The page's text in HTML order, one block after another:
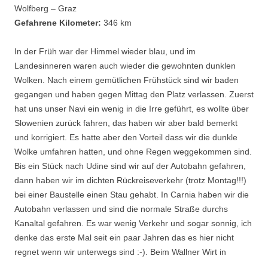
Wolfberg – Graz
Gefahrene Kilometer: 346 km
In der Früh war der Himmel wieder blau, und im
Landesinneren waren auch wieder die gewohnten dunklen
Wolken. Nach einem gemütlichen Frühstück sind wir baden
gegangen und haben gegen Mittag den Platz verlassen. Zuerst
hat uns unser Navi ein wenig in die Irre geführt, es wollte über
Slowenien zurück fahren, das haben wir aber bald bemerkt
und korrigiert. Es hatte aber den Vorteil dass wir die dunkle
Wolke umfahren hatten, und ohne Regen weggekommen sind.
Bis ein Stück nach Udine sind wir auf der Autobahn gefahren,
dann haben wir im dichten Rückreiseverkehr (trotz Montag!!!)
bei einer Baustelle einen Stau gehabt. In Carnia haben wir die
Autobahn verlassen und sind die normale Straße durchs
Kanaltal gefahren. Es war wenig Verkehr und sogar sonnig, ich
denke das erste Mal seit ein paar Jahren das es hier nicht
regnet wenn wir unterwegs sind :-). Beim Wallner Wirt in